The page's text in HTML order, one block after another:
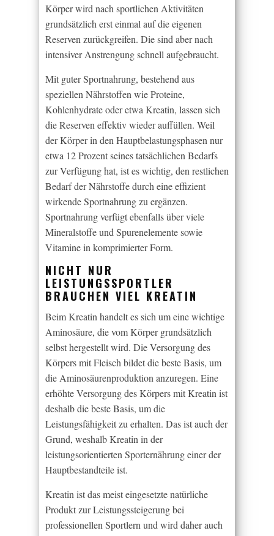
Körper wird nach sportlichen Aktivitäten
grundsätzlich erst einmal auf die eigenen
Reserven zurückgreifen. Die sind aber nach
intensiver Anstrengung schnell aufgebraucht.
Mit guter Sportnahrung, bestehend aus
speziellen Nährstoffen wie Proteine,
Kohlenhydrate oder etwa Kreatin, lassen sich
die Reserven effektiv wieder auffüllen. Weil
der Körper in den Hauptbelastungsphasen nur
etwa 12 Prozent seines tatsächlichen Bedarfs
zur Verfügung hat, ist es wichtig, den restlichen
Bedarf der Nährstoffe durch eine effizient
wirkende Sportnahrung zu ergänzen.
Sportnahrung verfügt ebenfalls über viele
Mineralstoffe und Spurenelemente sowie
Vitamine in komprimierter Form.
NICHT NUR
LEISTUNGSSPORTLER
BRAUCHEN VIEL KREATIN
Beim Kreatin handelt es sich um eine wichtige
Aminosäure, die vom Körper grundsätzlich
selbst hergestellt wird. Die Versorgung des
Körpers mit Fleisch bildet die beste Basis, um
die Aminosäurenproduktion anzuregen. Eine
erhöhte Versorgung des Körpers mit Kreatin ist
deshalb die beste Basis, um die
Leistungsfähigkeit zu erhalten. Das ist auch der
Grund, weshalb Kreatin in der
leistungsorientierten Sporternährung einer der
Hauptbestandteile ist.
Kreatin ist das meist eingesetzte natürliche
Produkt zur Leistungssteigerung bei
professionellen Sportlern und wird daher auch